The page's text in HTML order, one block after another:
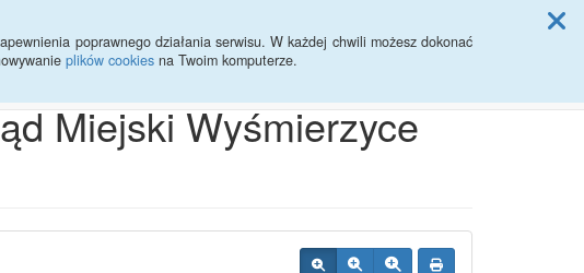
poprawnego działania serwisu. W każdej chwili możesz dokonać
plików cookies na Twoim komputerze.
Przycisk wyszukaj duży
Miejski Wyśmierzyce